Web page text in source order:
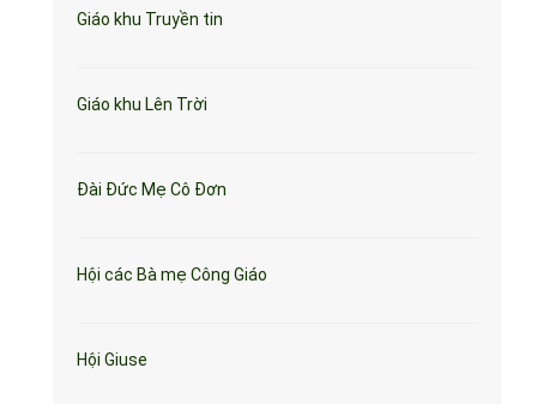
Giáo khu Truyền tin
Giáo khu Lên Trời
Đài Đức Mẹ Cô Đơn
Hội các Bà mẹ Công Giáo
Hội Giuse